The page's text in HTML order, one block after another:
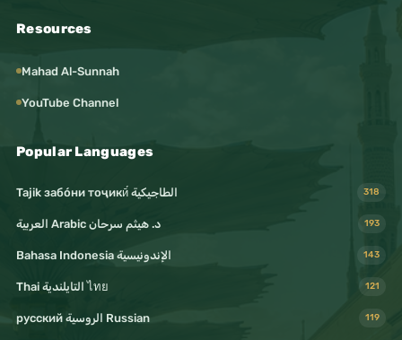
Resources
Mahad Al-Sunnah
YouTube Channel
Popular Languages
Tajik забо́ни тоҷикӣ́ الطاجيكية 318
د. هيثم سرحان Arabic العربية 193
Bahasa Indonesia الإندونيسية 143
Thai التايلندية ไทย 121
русский الروسية Russian 119